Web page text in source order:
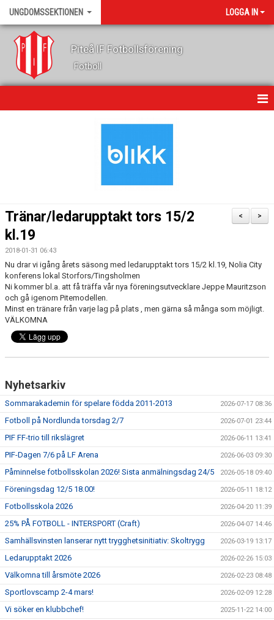
UNGDOMSSEKTIONEN LOGGA IN
Piteå IF Fotbollsförening
Fotboll
LEDARE
KONTAKT
DOKUMENT / RIKTLINJER / UTBILDNING
>
<
Tränar/ledarupptakt tors 15/2
kl.19
2018-01-31 06:43
Nu drar vi igång årets säsong med ledarupptakt tors 15/2 kl.19, Nolia City
konferens lokal Storfors/Tingsholmen
Ni kommer bl.a. att få träffa vår nya föreningsutvecklare Jeppe Mauritzson
och gå igenom Pitemodellen.
Minst en tränare från varje lag på plats , men gärna så många som möjligt.
VÄLKOMNA
Nyhetsarkiv
Sommarakademin för spelare födda 2011-2013 2026-07-17 08:36
Fotboll på Nordlunda torsdag 2/7 2026-07-01 23:44
PIF FF-trio till rikslägret 2026-06-11 13:41
PIF-Dagen 7/6 på LF Arena 2026-06-03 09:30
Påminnelse fotbollsskolan 2026! Sista anmälningsdag 24/5 2026-05-18 09:40
Föreningsdag 12/5 18.00! 2026-05-11 18:12
Fotbollsskola 2026 2026-04-20 11:39
25% PÅ FOTBOLL - INTERSPORT (Craft) 2026-04-07 14:46
Samhällsvinsten lanserar nytt trygghetsinitiativ: Skoltrygg 2026-03-19 13:17
Ledarupptakt 2026 2026-02-26 15:03
Välkomna till årsmöte 2026 2026-02-23 08:48
Sportlovscamp 2-4 mars! 2026-02-09 12:28
Vi söker en klubbchef! 2025-11-22 14:00